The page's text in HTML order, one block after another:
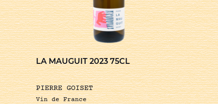
LA MAUGUIT 2023 75CL
PIERRE GOISET
Vin de France